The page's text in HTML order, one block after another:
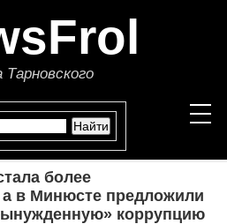
НОВОСТИ
более
в Минюсте предложили
коррупцию